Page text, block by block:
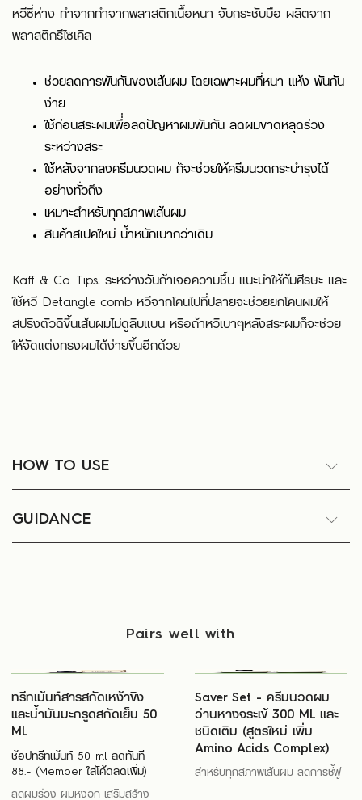
หวีซี่ห่าง ทำจากทำจากพลาสติกเนื้อหนา จับกระชับมือ ผลิตจาก
พลาสติกรีไซเคิล
ช่วยลดการพันกันของเส้นผม โดยเฉพาะผมที่หนา เเห้ง พันกัน
ง่าย
ใช้ก่อนสระผมเพื่่อลดปัญหาผมพันกัน ลดผมขาดหลุดร่วง
ระหว่างสระ
ใช้หลังจากลงครีมนวดผม ก็จะช่วยให้ครีมนวดกระบำรุงได้
อย่างทั่วถึง
เหมาะสำหรับทุกสภาพเส้นผม
สินค้าสเปคใหม่ น้ำหนักเบากว่าเดิม
Kaff & Co. Tips: ระหว่างวันถ้าเจอความชื้น แนะนำให้ก้มศีรษะ และ
ใช้หวี Detangle comb หวีจากโคนไปที่ปลายจะช่วยยกโคนผมให้
สปริงตัวดีขึ้นเส้นผมไม่ดูลีบแบน หรือถ้าหวีเบาๆหลังสระผมก็จะช่วย
ให้จัดเเต่งทรงผมได้ง่ายขึ้นอีกด้วย
HOW TO USE
GUIDANCE
Pairs well with
ทรีทเม้นท์สารสกัดเหง้าขิง
เเละน้ำมันมะกรูดสกัดเย็น 50
ML
ช้อปทรีทเม้นท์ 50 ml ลดทันที
88.- (Member ใส่โค้ดลดเพิ่ม)
ลดผมร่วง ผมหงอก เสริมสร้าง
Saver Set - ครีมนวดผม
ว่านหางจระเข้ 300 ML และ
ชนิดเติม (สูตรใหม่ เพิ่ม
Amino Acids Complex)
สำหรับทุกสภาพเส้นผม ลดการชี้ฟู